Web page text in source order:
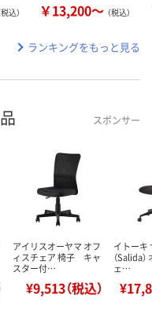
税込） ￥13,200～ （税込）
ランキングをもっと見る
スポンサー
アイリスオーヤマ オフ
ィスチェア 椅子 キャ
スター付…
¥9,513（税込）
イトーキ
（Salida
ェ…